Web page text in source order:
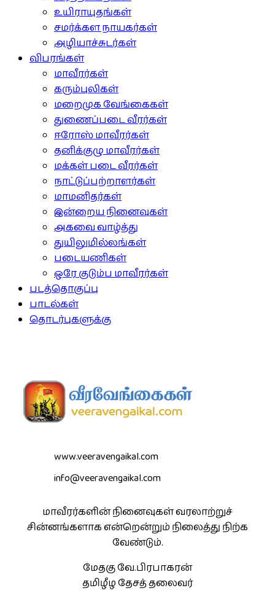
உயிராயுதங்கள்
சமர்க்கள நாயகர்கள்
அழியாச்சுடர்கள்
விபரங்கள்
மாவீரர்கள்
கரும்புலிகள்
மறைமுக வேங்கைகள்
துணைப்படை வீரர்கள்
ஈரோஸ் மாவீரர்கள்
தனிக்குழு மாவீரர்கள்
மக்கள் படை வீரர்கள்
நாட்டுப்பற்றாளர்கள்
மாமனிதர்கள்
இன்றைய நினைவுகள்
அகவை வாழ்த்து
துயிலுமில்லங்கள்
படையணிகள்
ஒரே குடும்ப மாவீரர்கள்
படத்தொகுப்பு
பாடல்கள்
தொடர்புகளுக்கு
www.veeravengaikal.com
info@veeravengaikal.com
மாவீரர்களின் நினைவுகள் வரலாற்றுச்
சின்னங்களாக என்றென்றும் நிலைத்து நிற்க
வேண்டும்.
மேதகு வே.பிரபாகரன்
தமிழீழ தேசத் தலைவர்